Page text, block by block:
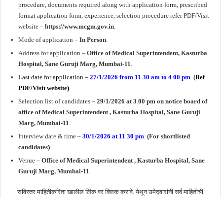
procedure, documents required along with application form, prescribed
format application form, experience, selection procedure refer PDF/Visit
website –https://www.mcgm.gov.in
Mode of application –In Person
Address for application –Office of Medical Superintendent, Kasturba
Hospital, Sane Guruji Marg, Mumbai-11
Last date for application –27/1/2026 from 11 .30 am to 4 .00 pm .(Ref.
PDF/Visit website)
Selection list of candidates – 29/1/2026 at 3 .00 pm on notice board of
office of Medical Superintendent , Kasturba Hospital, Sane Guruji
Marg, Mumbai-11
Interview date & time –30/1/2026 at 11 .30 pm .(For shortlisted
candidates)
Venue –Office of Medical Superintendent , Kasturba Hospital, Sane
Guruji Marg, Mumbai-11
सविस्तर माहितीकरिता खालील लिंक वर क्लिक करावे. येथून उमेदवारांनी सर्व माहितीची